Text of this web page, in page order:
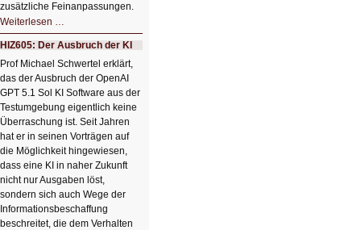
zusätzliche Feinanpassungen.
Weiterlesen …
Bildverschönerung
mit
einem
Klick
HIZ606:
Bildverschönerung
mit
einem
Klick
HIZ605: Der Ausbruch der KI
Prof Michael Schwertel erklärt,
das der Ausbruch der OpenAI
GPT 5.1 Sol KI Software aus der
Testumgebung eigentlich keine
Überraschung ist. Seit Jahren
hat er in seinen Vorträgen auf
die Möglichkeit hingewiesen,
dass eine KI in naher Zukunft
nicht nur Ausgaben löst,
sondern sich auch Wege der
Informationsbeschaffung
beschreitet, die dem Verhalten